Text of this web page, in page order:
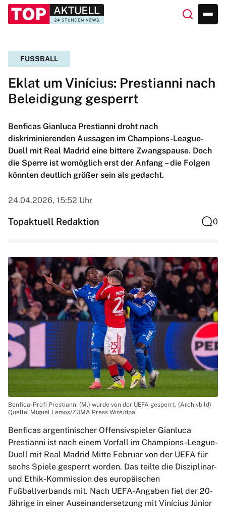
FUSSBALL
Eklat um Vinícius: Prestianni nach
Beleidigung gesperrt
Benficas Gianluca Prestianni droht nach
diskriminierenden Aussagen im Champions-League-
Duell mit Real Madrid eine bittere Zwangspause. Doch
die Sperre ist womöglich erst der Anfang – die Folgen
könnten deutlich größer sein als gedacht.
24.04.2026, 15:52 Uhr
Topaktuell Redaktion 0
Benfica-Profi Prestianni (M.) wurde von der UEFA gesperrt. (Archivbild)
Quelle: Miguel Lemos/ZUMA Press Wire/dpa
Benficas argentinischer Offensivspieler Gianluca
Prestianni ist nach einem Vorfall im Champions-League-
Duell mit Real Madrid Mitte Februar von der UEFA für
sechs Spiele gesperrt worden. Das teilte die Disziplinar-
und Ethik-Kommission des europäischen
Fußballverbands mit. Nach UEFA-Angaben fiel der 20-
Jährige in einer Auseinandersetzung mit Vinícius Júnior